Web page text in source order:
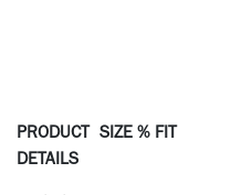
PRODUCT
DETAILS
SIZE % FIT